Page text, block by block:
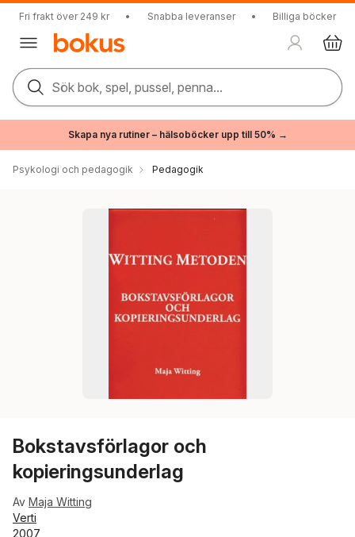
Fri frakt över 249 kr • Snabba leveranser • Billiga böcker
Sök bok, spel, pussel, penna...
Skapa nya rutiner – hälsoböcker upp till 50% →
Psykologi och pedagogik Pedagogik
Bokstavsförlagor och
kopieringsunderlag
Av Maja Witting
Verti
2007